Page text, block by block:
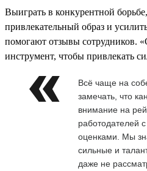
Выиграть в конкурентной
привлекательный образ и
помогают отзывы сотрудников.
инструмент, чтобы привлекать
Всё чаще на
замечать, что
внимание на
работодателей
оценками. Мы
сильные и
даже не